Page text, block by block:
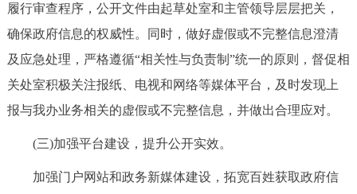
履行审查程序，公开文件由起草处室和主管领导层层把关，
确保政府信息的权威性。同时，做好虚假或不完整信息澄清
及应急处理，严格遵循“相关性与负责制”统一的原则，督促相
关处室积极关注报纸、电视和网络等媒体平台，及时发现上
报与我办业务相关的虚假或不完整信息，并做出合理应对。
(三)加强平台建设，提升公开实效。
加强门户网站和政务新媒体建设，拓宽百姓获取政府信